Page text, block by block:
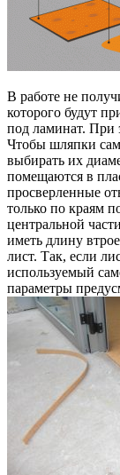
В работе не
которого будут
под ламинат. При
Чтобы шляпки
выбирать их
помещаются в
просверленные
только по краям
центральной
иметь длину
лист. Так, если
используемый
параметры